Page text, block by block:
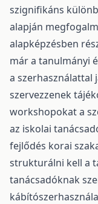
szignifikáns
alapján
alapképzésben
már a tanulmányi
a szerhasználattal
szervezzenek
workshopokat a
az iskolai
fejlődés korai
strukturálni kell a
tanácsadóknak